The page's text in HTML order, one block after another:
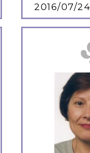
2016/07/24